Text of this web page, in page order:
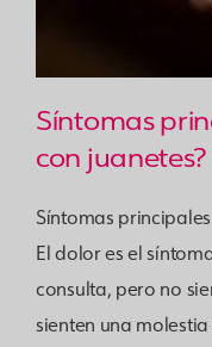
Síntomas
con juanetes?
Síntomas
El dolor es el
consulta, pero no
sienten una